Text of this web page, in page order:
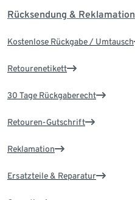
Rücksendung & Reklamation
Kostenlose Rückgabe / Umtausch
Retourenetikett
30 Tage Rückgaberecht
Retouren-Gutschrift
Reklamation
Ersatzteile & Reparatur